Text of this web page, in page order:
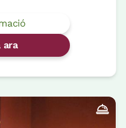
ara